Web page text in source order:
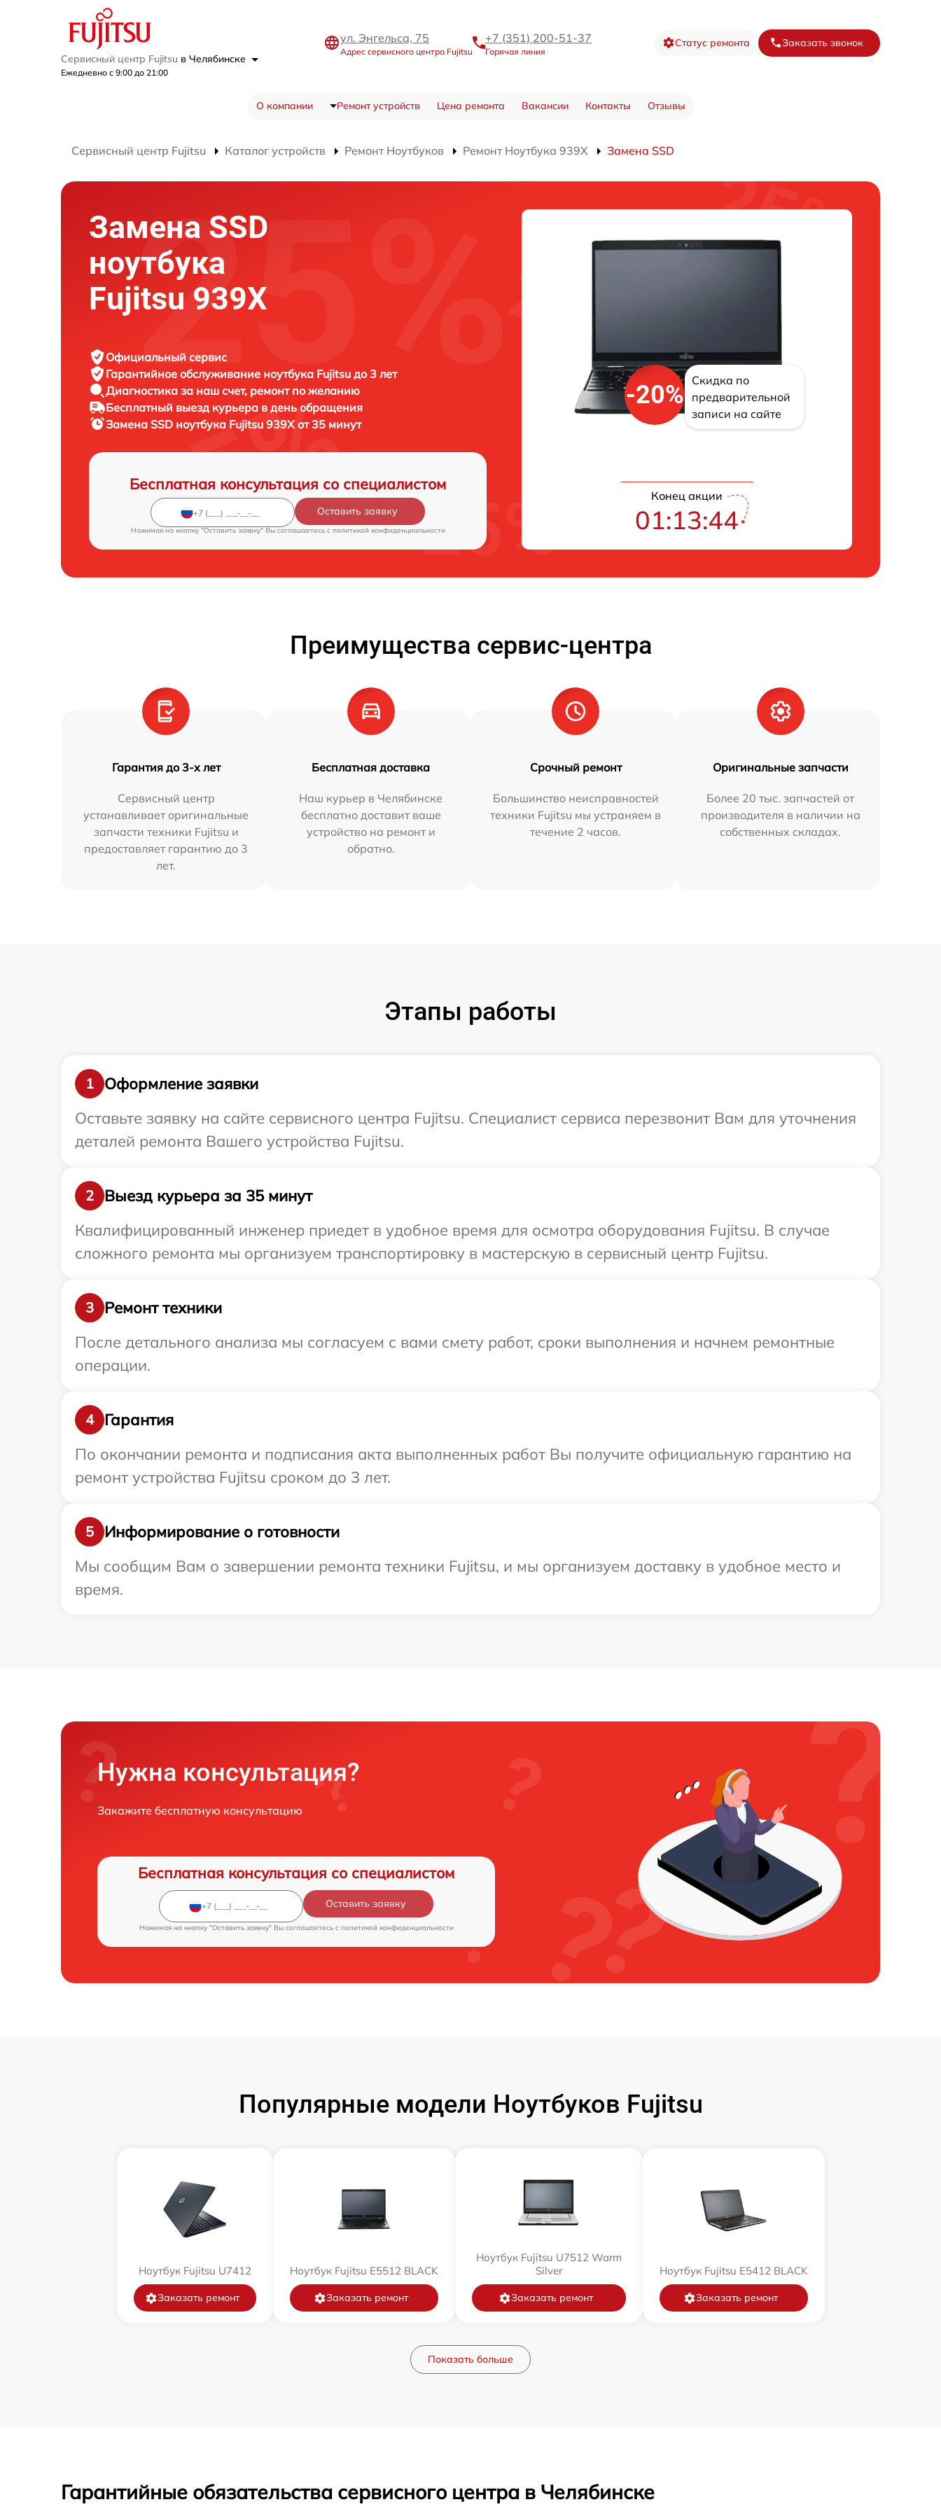
Сервисный центр Fujitsu в Челябинске
Ежедневно с 9:00 до 21:00
ул. Энгельса, 75
Адрес сервисного центра Fujitsu
+7 (351) 200-51-37
Горячая линия
Статус ремонта Заказать звонок
О компании Ремонт устройств Цена ремонта Вакансии Контакты Отзывы
Сервисный центр Fujitsu Каталог устройств Ремонт Ноутбуков Ремонт Ноутбука 939X Замена SSD
Замена SSD
ноутбука
Fujitsu 939X
Официальный сервис
Гарантийное обслуживание ноутбука Fujitsu до 3 лет
Диагностика за наш счет, ремонт по желанию
Бесплатный выезд курьера в день обращения
Замена SSD ноутбука Fujitsu 939X от 35 минут
Бесплатная консультация со специалистом
Оставить заявку
Нажимая на кнопку "Оставить заявку" Вы соглашаетесь c политикой конфиденциальности
-20%
Скидка по
предварительной
записи на сайте
Конец акции
01:13:43
Преимущества сервис-центра
Гарантия до 3-х лет
Сервисный центр
устанавливает оригинальные
запчасти техники Fujitsu и
предоставляет гарантию до 3
лет.
Бесплатная доставка
Наш курьер в Челябинске
бесплатно доставит ваше
устройство на ремонт и
обратно.
Срочный ремонт
Большинство неисправностей
техники Fujitsu мы устраняем в
течение 2 часов.
Оригинальные запчасти
Более 20 тыс. запчастей от
производителя в наличии на
собственных складах.
Этапы работы
1
Оформление заявки
Оставьте заявку на сайте сервисного центра Fujitsu. Специалист сервиса перезвонит Вам для уточнения
деталей ремонта Вашего устройства Fujitsu.
2
Выезд курьера за 35 минут
Квалифицированный инженер приедет в удобное время для осмотра оборудования Fujitsu. В случае
сложного ремонта мы организуем транспортировку в мастерскую в сервисный центр Fujitsu.
3
Ремонт техники
После детального анализа мы согласуем с вами смету работ, сроки выполнения и начнем ремонтные
операции.
4
Гарантия
По окончании ремонта и подписания акта выполненных работ Вы получите официальную гарантию на
ремонт устройства Fujitsu сроком до 3 лет.
5
Информирование о готовности
Мы сообщим Вам о завершении ремонта техники Fujitsu, и мы организуем доставку в удобное место и
время.
Нужна консультация?
Закажите бесплатную консультацию
Бесплатная консультация со специалистом
Оставить заявку
Нажимая на кнопку "Оставить заявку" Вы соглашаетесь c политикой конфиденциальности
Популярные модели Ноутбуков Fujitsu
Ноутбук Fujitsu U7412
Заказать ремонт
Ноутбук Fujitsu E5512 BLACK
Заказать ремонт
Ноутбук Fujitsu U7512 Warm
Silver
Заказать ремонт
Ноутбук Fujitsu E5412 BLACK
Заказать ремонт
Показать больше
Гарантийные обязательства сервисного центра в Челябинске